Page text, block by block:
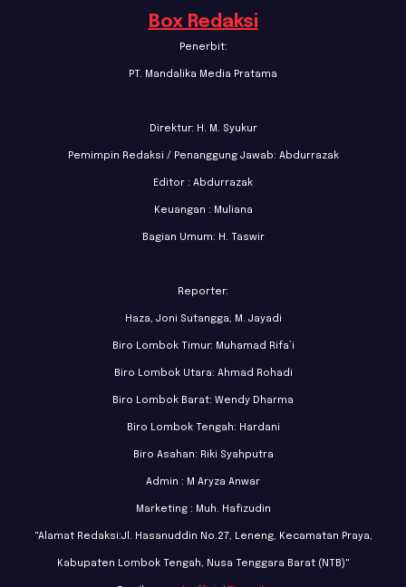
Box Redaksi
Penerbit:
PT. Mandalika Media Pratama
Direktur: H. M. Syukur
Pemimpin Redaksi / Penanggung Jawab: Abdurrazak
Editor : Abdurrazak
Keuangan : Muliana
Bagian Umum: H. Taswir
Reporter:
Haza, Joni Sutangga, M. Jayadi
Biro Lombok Timur: Muhamad Rifa’i
Biro Lombok Utara: Ahmad Rohadi
Biro Lombok Barat: Wendy Dharma
Biro Lombok Tengah: Hardani
Biro Asahan: Riki Syahputra
Admin : M Aryza Anwar
Marketing : Muh. Hafizudin
"Alamat Redaksi:Jl. Hasanuddin No.27, Leneng, Kecamatan Praya,
Kabupaten Lombok Tengah, Nusa Tenggara Barat (NTB)"